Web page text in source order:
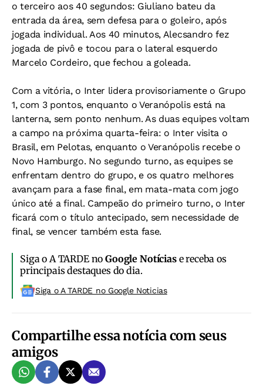
o terceiro aos 40 segundos: Giuliano bateu da
entrada da área, sem defesa para o goleiro, após
jogada individual. Aos 40 minutos, Alecsandro fez
jogada de pivô e tocou para o lateral esquerdo
Marcelo Cordeiro, que fechou a goleada.
Com a vitória, o Inter lidera provisoriamente o Grupo
1, com 3 pontos, enquanto o Veranópolis está na
lanterna, sem ponto nenhum. As duas equipes voltam
a campo na próxima quarta-feira: o Inter visita o
Brasil, em Pelotas, enquanto o Veranópolis recebe o
Novo Hamburgo. No segundo turno, as equipes se
enfrentam dentro do grupo, e os quatro melhores
avançam para a fase final, em mata-mata com jogo
único até a final. Campeão do primeiro turno, o Inter
ficará com o título antecipado, sem necessidade de
final, se vencer também esta fase.
Siga o A TARDE noGoogle Notíciase receba os
principais destaques do dia.
Siga o A TARDE no Google Noticias
Compartilhe essa notícia com seus
amigos